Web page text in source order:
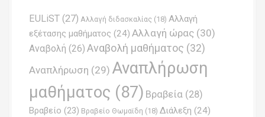
EULiST (27) Αλλαγή διδασκαλίας (18) Αλλαγή
εξέτασης μαθήματος (24) Αλλαγή ώρας (30)
Αναβολή (26) Αναβολή μαθήματος (32)
Αναπλήρωση (29) Αναπλήρωση
μαθήματος (87) Βραβεία (28)
Βραβείο (23) Βραβείο Θωμαϊδη (18) Διάλεξη (24)